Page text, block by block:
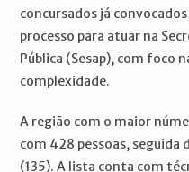
concursados já
processo para atuar na
Pública (Sesap), com foco
complexidade.
A região com o maior
com 428 pessoas, seguida
(135). A lista conta com